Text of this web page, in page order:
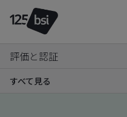
評価と認証
すべて見る